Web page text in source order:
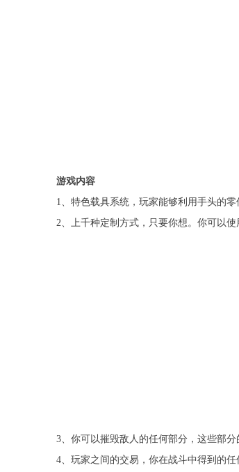
游戏内容
1、特色载具系统，玩家能够利用手头的
2、上千种定制方式，只要你想。你可以
3、你可以摧毁敌人的任何部分，这些部分
4、玩家之间的交易，你在战斗中得到的任